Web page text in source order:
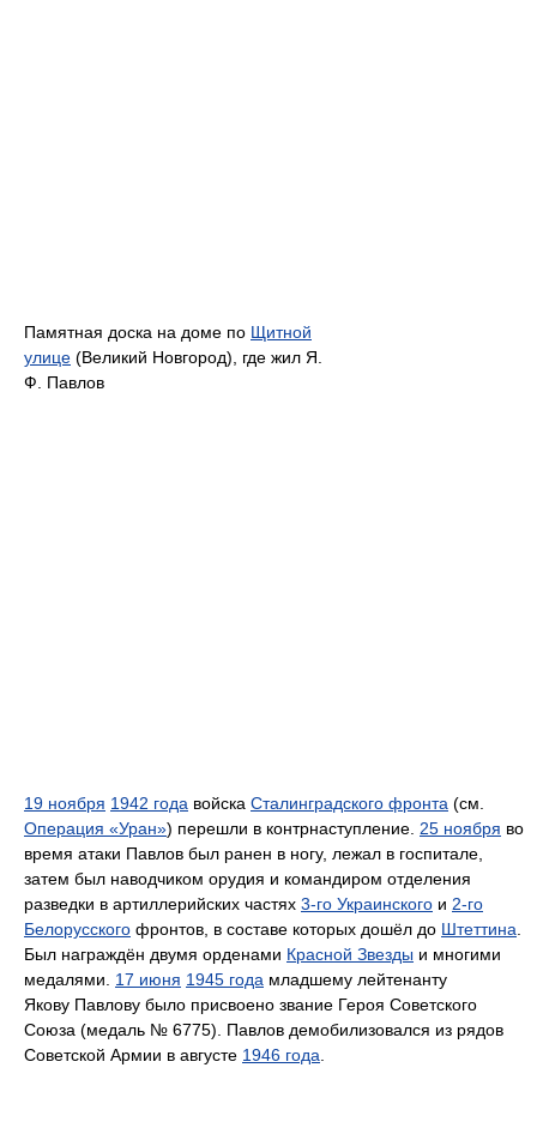
Памятная доска на доме по Щитной
улице (Великий Новгород), где жил Я.
Ф. Павлов
19 ноября 1942 года войска Сталинградского фронта (см.
Операция «Уран») перешли в контрнаступление. 25 ноября во
время атаки Павлов был ранен в ногу, лежал в госпитале,
затем был наводчиком орудия и командиром отделения
разведки в артиллерийских частях 3-го Украинского и 2-го
Белорусского фронтов, в составе которых дошёл до Штеттина
Был награждён двумя орденами Красной Звезды и многими
медалями. 17 июня 1945 года младшему лейтенанту
Якову Павлову было присвоено звание Героя Советского
Союза (медаль № 6775). Павлов демобилизовался из рядов
Советской Армии в августе 1946 года